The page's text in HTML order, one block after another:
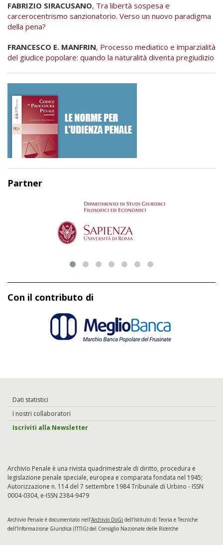
FABRIZIO SIRACUSANO, Tra libertà sospesa e
carcerocentrismo sanzionatorio. Verso un nuovo paradigma
della pena?
FRANCESCO E. MANFRIN, Processo mediatico e imparzialità
del giudice popolare: quando la naturalità diventa pregiudizio
Partner
Con il contributo di
Dati statistici
I nostri collaboratori
Iscriviti alla Newsletter
Archivio Penale è una rivista quadrimestrale di diritto, procedura e
legislazione penale speciale, europea e comparata fondata nel 1945;
Autorizzazione n. 114 del 7 settembre 1984 Tribunale di Urbino - ISSN
0004-0304, e-ISSN 2384-9479
Archivio Penale è documentato nell’Archivio DoGi dell’Istituto di Teoria e Tecniche
dell’Informazione Giuridica (ITTIG) del Consiglio Nazionale delle Ricerche